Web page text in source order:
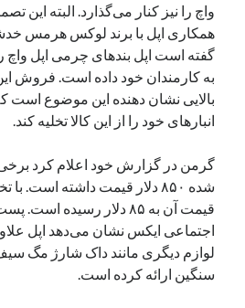
بایگانی‌ها
مارس 2026
ژانویه 2026
دسامبر 2025
نوامبر 2025
آگوست 2025
جولای 2025
می 2025
آوریل 2025
مارس 2025
فوریه 2025
واچ را نیز کنار می‌گذارد. البته این
همکاری اپل با برند لوکس هرمس
به کارمندان خود داده است. فروش
بالایی نشان دهنده این موضوع است
انبارهای خود را از این کالا تخلیه کند.
گرمن در گزارش خود اعلام کرد برخی
شده ۸۵۰ دلار قیمت داشته است.
قیمت آن به ۸۵ دلار رسیده
اجتماعی ایکس نشان می‌دهد اپل
لوازم دیگری مانند داک شارژ مگ
سنگین ارائه کرده است.